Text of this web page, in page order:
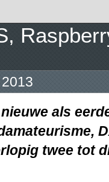
als
twee tot